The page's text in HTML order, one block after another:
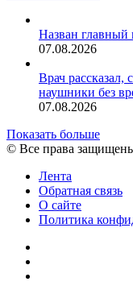
Назван главный
07.08.2026
Врач рассказал,
наушники без
07.08.2026
Показать больше
© Все права
Лента
Обратная связь
О сайте
Политика